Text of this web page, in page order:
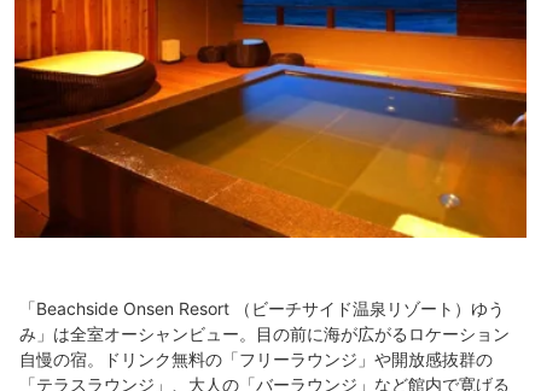
「Beachside Onsen Resort （ビーチサイド温泉リゾート）ゆう
み」は全室オーシャンビュー。目の前に海が広がるロケーション
自慢の宿。ドリンク無料の「フリーラウンジ」や開放感抜群の
「テラスラウンジ」、大人の「バーラウンジ」など館内で寛げる